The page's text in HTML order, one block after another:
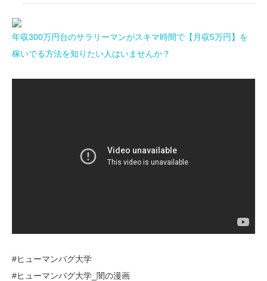
年収300万円台のサラリーマンがスキマ時間で【月収5万円】を
稼いでる方法を知りたい人はいませんか？
#ヒューマンバグ大学
#ヒューマンバグ大学_闇の漫画